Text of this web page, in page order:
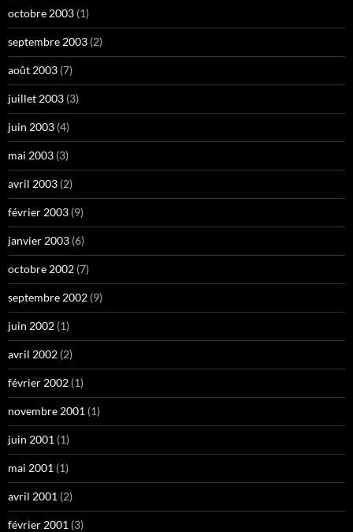
octobre 2003 (1)
septembre 2003 (2)
août 2003 (7)
juillet 2003 (3)
juin 2003 (4)
mai 2003 (3)
avril 2003 (2)
février 2003 (9)
janvier 2003 (6)
octobre 2002 (7)
septembre 2002 (9)
juin 2002 (1)
avril 2002 (2)
février 2002 (1)
novembre 2001 (1)
juin 2001 (1)
mai 2001 (1)
avril 2001 (2)
février 2001 (3)